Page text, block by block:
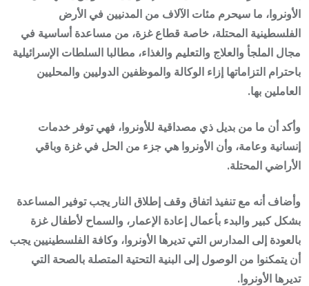
الأونروا، ما سيحرم مئات الآلاف من المدنيين في الأرض
الفلسطينية المحتلة، خاصة قطاع غزة، من مساعدة أساسية في
مجال الملجأ والعلاج والتعليم والغذاء، مطالبا السلطات الإسرائيلية
باحترام التزاماتها إزاء الوكالة والموظفين الدوليين والمحليين
العاملين بها.
وأكد أن ما من بديل ذي مصداقية للأونروا، فهي توفر خدمات
إنسانية وعامة، وأن الأونروا هي جزء من الحل في غزة وباقي
الأراضي المحتلة.
وأضاف أنه مع تنفيذ اتفاق وقف إطلاق النار يجب توفير المساعدة
بشكل كبير والبدء بأعمال إعادة الإعمار، والسماح لأطفال غزة
بالعودة إلى المدارس التي تديرها الأونروا، وكافة الفلسطينيين يجب
أن يتمكنوا من الوصول إلى البنية التحتية المتصلة بالصحة التي
تديرها الأونروا.